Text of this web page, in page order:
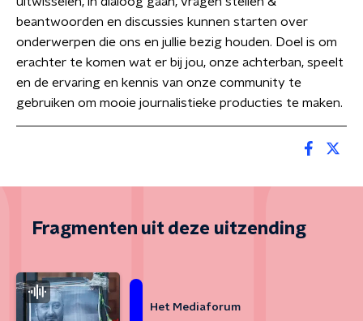
beantwoorden en discussies kunnen starten over
onderwerpen die ons en jullie bezig houden. Doel is om
erachter te komen wat er bij jou, onze achterban, speelt
en de ervaring en kennis van onze community te
gebruiken om mooie journalistieke producties te maken.
Fragmenten uit deze uitzending
Het Mediaforum